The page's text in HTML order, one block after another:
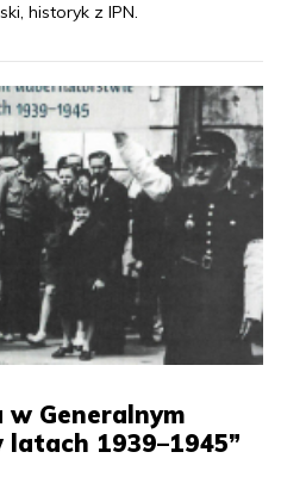
historyk z IPN.
Generalnym
1939–1945”